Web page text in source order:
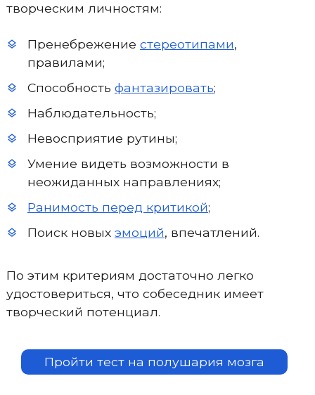
творческим личностям:
Пренебрежение стереотипами,
правилами;
Способность фантазировать;
Наблюдательность;
Невосприятие рутины;
Умение видеть возможности в
неожиданных направлениях;
Ранимость перед критикой;
Поиск новых эмоций, впечатлений.
По этим критериям достаточно легко
удостовериться, что собеседник имеет
творческий потенциал.
Пройти тест на полушария мозга